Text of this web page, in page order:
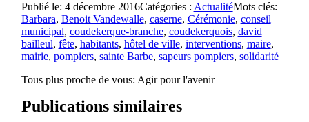
Publié le: 4 décembre 2016Catégories : ActualitéMots clés:
Barbara, Benoit Vandewalle, caserne, Cérémonie, conseil
municipal, coudekerque-branche, coudekerquois, david
bailleul, fête, habitants, hôtel de ville, interventions, maire,
mairie, pompiers, sainte Barbe, sapeurs pompiers, solidarité
Tous plus proche de vous: Agir pour l'avenir
Publications similaires